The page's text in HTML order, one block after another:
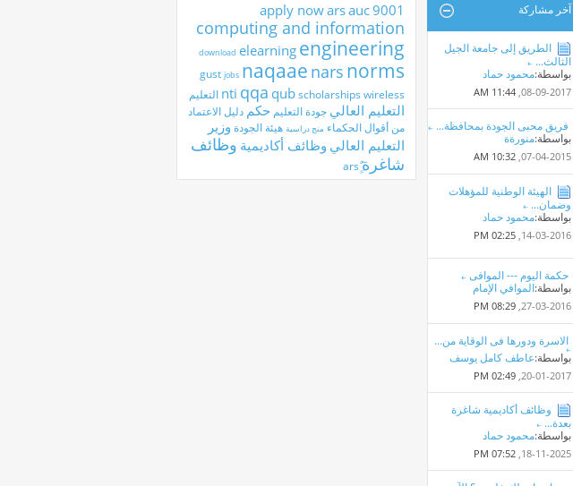
آخر مشاركة
الطريق إلى جامعة الجيل
الثالث...
بواسطة:محمود حماد
08-09-2017,
11:44 AM
فريق محبى الجودة بمحافظة...
بواسطة:منورةة
07-04-2015,
10:32 AM
الهيئة الوطنية للمؤهلات
وضمان...
بواسطة:محمود حماد
14-03-2016,
02:25 PM
حكمة اليوم --- الموافى
بواسطة:الموافي الإمام
27-03-2016,
08:29 PM
الاسرة ودورها فى الوقاية من...
بواسطة:عاطف كامل يوسف
20-01-2017,
02:49 PM
وظائف أكاديمية شاغرة
بعدة...
بواسطة:محمود حماد
18-11-2025,
07:52 PM
9001
apply nowarsauc
computing and information
download elearning engineering
gust jobs naqaae nars norms
nti qqa qubscholarships wireless التعليم
التعليم العالي جودة التعليم حكم دليل الاعتماد
من أقوال الحكماء منح دراسية هيئة الجودة وزير
التعليم العالي وظائف أكاديمية وظائف
شاغرة